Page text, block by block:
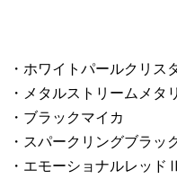
・ホワイトパールクリス
・メタルストリームメタ
・ブラックマイカ
・スパークリングブラッ
・エモーショナルレッドⅡ